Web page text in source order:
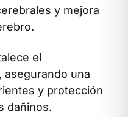
y mejora
el
asegurando una
y protección
dañinos.